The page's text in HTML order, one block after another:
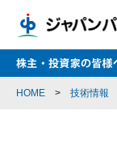
HOME > 技術情報